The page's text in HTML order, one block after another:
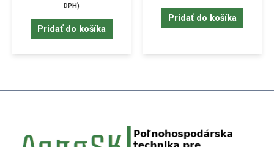
DPH)
Pridať do košíka
Pridať do košíka